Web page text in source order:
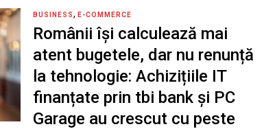
BUSINESS, E-COMMERCE
Românii își calculează mai
atent bugetele, dar nu renunță
la tehnologie: Achizițiile IT
finanțate prin tbi bank și PC
Garage au crescut cu peste